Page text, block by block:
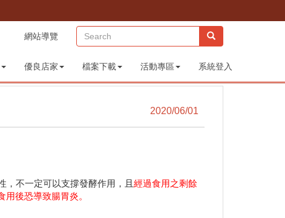
網站導覽 (sitemap)
優良店家 檔案下載 活動專區 系統登入
2020/06/01
不一定可以支撐發酵作用，且 經過食用之剩餘
後恐導致腸胃炎。